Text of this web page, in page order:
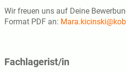
Wir freuen uns auf Deine
Format PDF an:
Fachlagerist/in